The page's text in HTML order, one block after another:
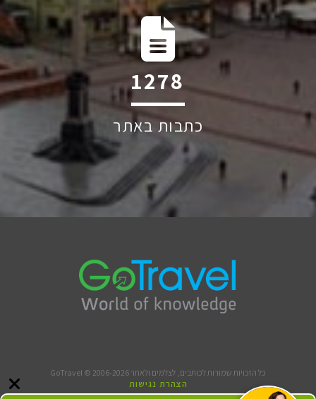
1949
כתבות באתר
כל הזכויות שמורות לכותבים, לצלמים ולאתר GoTravel © 2006-2026
הצהרת נגישות